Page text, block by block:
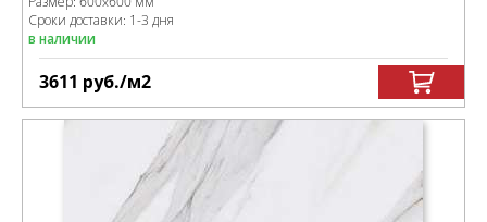
Сроки доставки: 1-3 дня
в наличии
3611 руб./м2